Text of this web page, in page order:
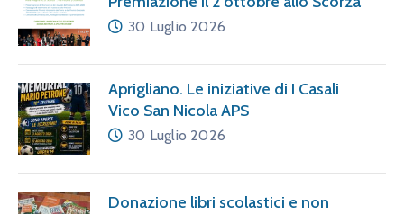
30 Luglio 2026
Aprigliano. Le iniziative di I Casali
Vico San Nicola APS
30 Luglio 2026
Donazione libri scolastici e non